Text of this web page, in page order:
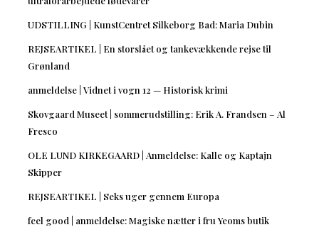
UDSTILLING | KunstCentret Silkeborg Bad: Maria Dubin
REJSEARTIKEL | En storslået og tankevækkende rejse til
Grønland
anmeldelse | Vidnet i vogn 12 — Historisk krimi
Skovgaard Museet | sommerudstilling: Erik A. Frandsen – Al
Fresco
OLE LUND KIRKEGAARD | Anmeldelse: Kalle og Kaptajn
Skipper
REJSEARTIKEL | Seks uger gennem Europa
feel good | anmeldelse: Magiske nætter i fru Yeoms butik